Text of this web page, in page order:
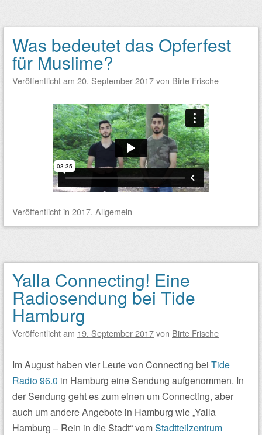
Was bedeutet das Opferfest
für Muslime?
Veröffentlicht am 20. September 2017von Birte Frische
Veröffentlicht in 2017, Allgemein
Yalla Connecting! Eine
Radiosendung bei Tide
Hamburg
Veröffentlicht am 19. September 2017von Birte Frische
Im August haben vier Leute von Connecting bei Tide
Radio 96.0 in Hamburg eine Sendung aufgenommen. In
der Sendung geht es zum einen um Connecting, aber
auch um andere Angebote in Hamburg wie „Yalla
Hamburg – Rein in die Stadt“ vomStadtteilzentrum